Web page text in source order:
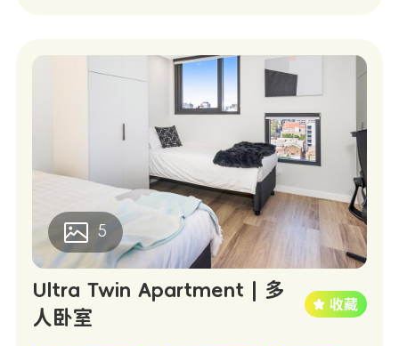
5
Ultra Twin Apartment | 多
人卧室